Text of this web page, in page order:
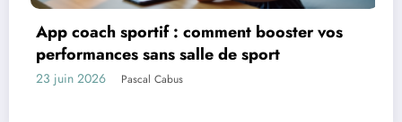
Idées de cadeaux pour une famille
expatriée